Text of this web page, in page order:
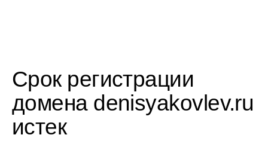
Срок регистрации
домена denisyakovlev.ru
истек